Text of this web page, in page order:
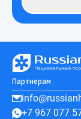
Партнерам
+7 967 077